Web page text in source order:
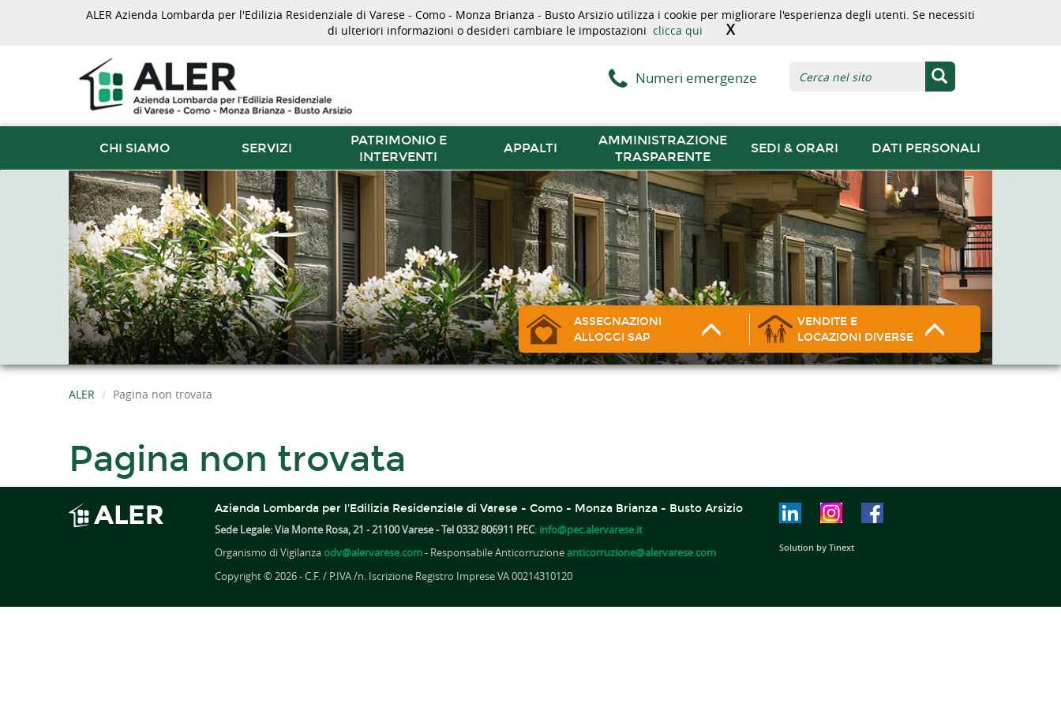
ALER Azienda Lombarda per l'Edilizia Residenziale di Varese - Como - Monza Brianza - Busto Arsizio utilizza i cookie per migliorare l'esperienza degli utenti. Se necessiti
di ulteriori informazioni o desideri cambiare le impostazioni clicca qui X
Numeri emergenze
CHI SIAMO SERVIZI
PATRIMONIO E
INTERVENTI
APPALTI
AMMINISTRAZIONE
TRASPARENTE
SEDI & ORARI DATI PERSONALI
ASSEGNAZIONI
ALLOGGI SAP
VENDITE E
LOCAZIONI DIVERSE
ALER Pagina non trovata
Pagina non trovata
Azienda Lombarda per l'Edilizia Residenziale di Varese - Como - Monza Brianza - Busto Arsizio
Sede Legale: Via Monte Rosa, 21 - 21100 Varese - Tel 0332 806911 PEC: info@pec.alervarese.it
Organismo di Vigilanzaodv@alervarese.com- Responsabile Anticorruzioneanticorruzione@alervarese.com
Copyright © 2026 - C.F. / P.IVA /n. Iscrizione Registro Imprese VA 00214310120
Solution by Tinext